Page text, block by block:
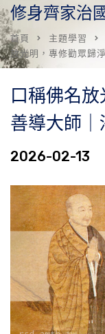
修身齊家治
首頁 主題學習
放光明，專修勸眾歸
口稱佛名放
善導大師
2026-02-13